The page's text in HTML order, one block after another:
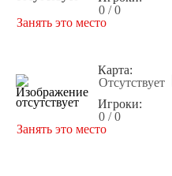
0 / 0
Занять это место
Карта:
Отсутствует
Игроки:
0 / 0
Занять это место